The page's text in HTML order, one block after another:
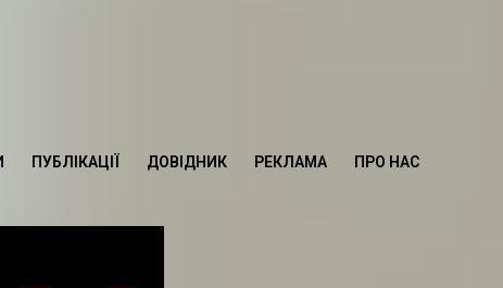
ПУБЛІКАЦІЇ ДОВІДНИК РЕКЛАМА ПРО НАС